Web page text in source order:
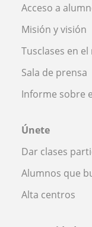
Acceso a
Misión y visión
Tusclases en
Sala de prensa
Informe sobre
Únete
Dar clases
Alumnos que
Alta centros